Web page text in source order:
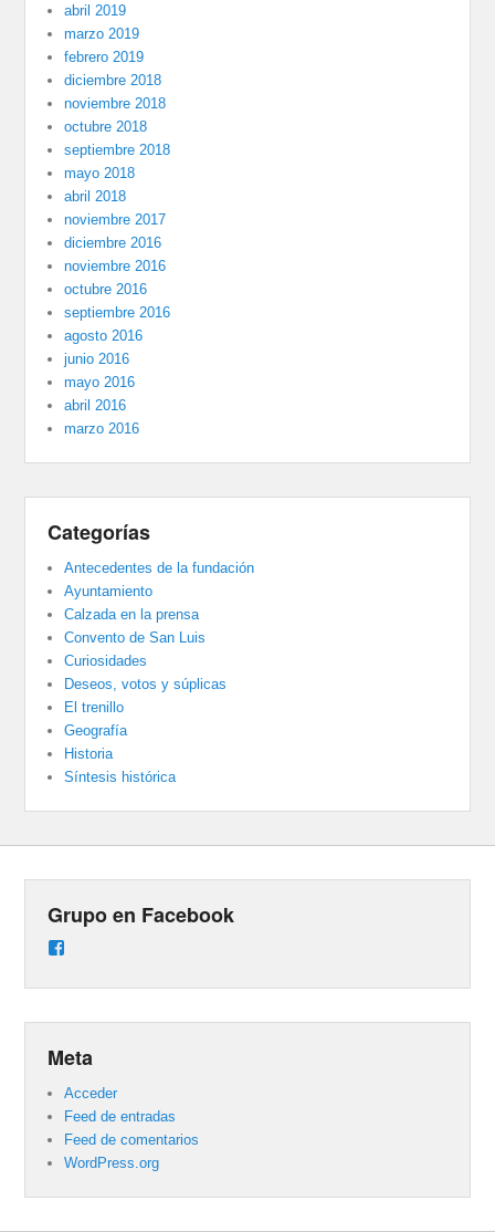
abril 2019
marzo 2019
febrero 2019
diciembre 2018
noviembre 2018
octubre 2018
septiembre 2018
mayo 2018
abril 2018
noviembre 2017
diciembre 2016
noviembre 2016
octubre 2016
septiembre 2016
agosto 2016
junio 2016
mayo 2016
abril 2016
marzo 2016
Categorías
Antecedentes de la fundación
Ayuntamiento
Calzada en la prensa
Convento de San Luis
Curiosidades
Deseos, votos y súplicas
El trenillo
Geografía
Historia
Síntesis histórica
Grupo en Facebook
Meta
Acceder
Feed de entradas
Feed de comentarios
WordPress.org